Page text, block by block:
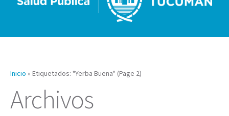
Inicio » Etiquetados: "Yerba Buena" (Page 2)
Archivos